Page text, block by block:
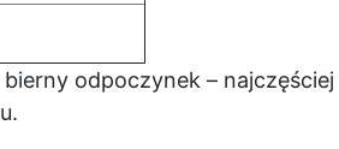
odpoczynek – najczęściej